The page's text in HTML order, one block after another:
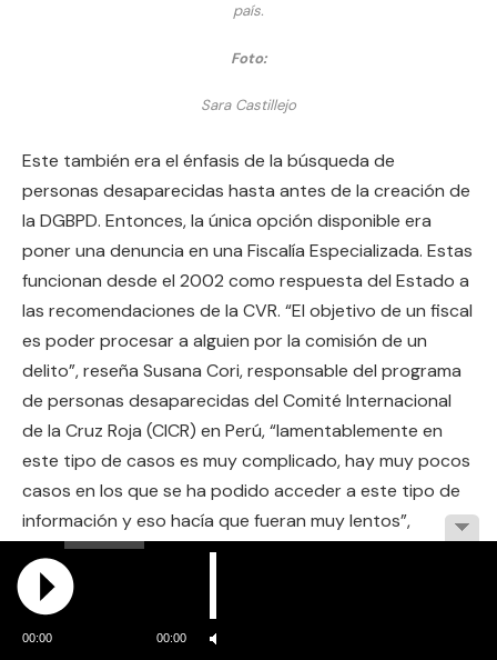
país.
Foto:
Sara Castillejo
Este también era el énfasis de la búsqueda de
personas desaparecidas hasta antes de la creación de
la DGBPD. Entonces, la única opción disponible era
poner una denuncia en una Fiscalía Especializada. Estas
funcionan desde el 2002 como respuesta del Estado a
las recomendaciones de la CVR. “El objetivo de un fiscal
es poder procesar a alguien por la comisión de un
delito”, reseña Susana Cori, responsable del programa
de personas desaparecidas del Comité Internacional
de la Cruz Roja (CICR) en Perú, “lamentablemente en
este tipo de casos es muy complicado, hay muy pocos
casos en los que se ha podido acceder a este tipo de
información y eso hacía que fueran muy lentos”,
resume.
La más emblemática de las investigaciones judiciales
sobre desaparición es la de La Cantuta. Una mañana de
00:00 00:00